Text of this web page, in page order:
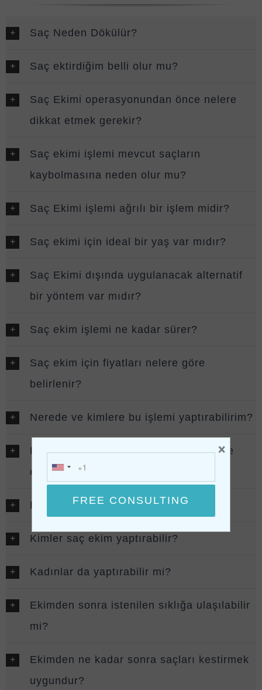
Saç Neden Dökülür?
Saç ektirdiğim belli olur mu?
Saç Ekimi operasyonundan önce nelere
dikkat etmek gerekir?
Saç ekimi işlemi mevcut saçların
kaybolmasına neden olur mu?
Saç Ekimi işlemi ağrılı bir işlem midir?
Saç ekimi için ideal bir yaş var mıdır?
Saç Ekimi dışında uygulanacak alternatif
bir yöntem var mıdır?
Saç ekim işlemi ne kadar sürer?
Saç ekim için fiyatları nelere göre
belirlenir?
Nerede ve kimlere bu işlemi yaptırabilirim?
Ne kadar süre sonra kesin sonucu elde
ederim?
Lazer ile saç ekimi yapılabilir mi?
Kimler saç ekim yaptırabilir?
Kadınlar da yaptırabilir mi?
Ekimden sonra istenilen sıklığa ulaşılabilir
mi?
Ekimden ne kadar sonra saçları kestirmek
uygundur?
×